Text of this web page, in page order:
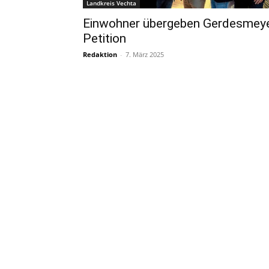
Landkreis Vechta
Einwohner übergeben
Petition
Redaktion - 7. März 2025